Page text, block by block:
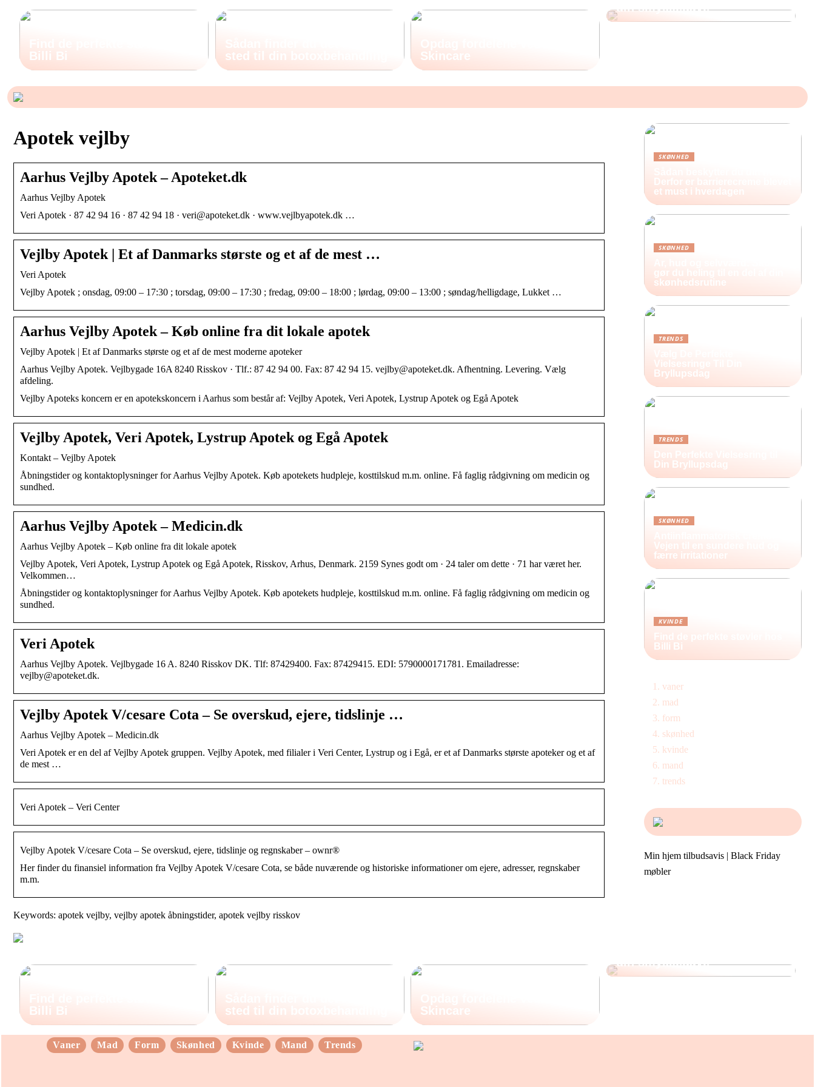
Billi Bi
sted til din botoxbehandling
Skincare
din smykkegave
Apotek vejlby
Aarhus Vejlby Apotek – Apoteket.dk
Aarhus Vejlby Apotek
Veri Apotek · 87 42 94 16 · 87 42 94 18 · veri@apoteket.dk · www.vejlbyapotek.dk …
Vejlby Apotek | Et af Danmarks største og et af de mest …
Veri Apotek
Vejlby Apotek ; onsdag, 09:00 – 17:30 ; torsdag, 09:00 – 17:30 ; fredag, 09:00 – 18:00 ; lørdag, 09:00 – 13:00 ; søndag/helligdage, Lukket …
Aarhus Vejlby Apotek – Køb online fra dit lokale apotek
Vejlby Apotek | Et af Danmarks største og et af de mest moderne apoteker
Aarhus Vejlby Apotek. Vejlbygade 16A 8240 Risskov · Tlf.: 87 42 94 00. Fax: 87 42 94 15. vejlby@apoteket.dk. Afhentning. Levering. Vælg
afdeling.
Vejlby Apoteks koncern er en apotekskoncern i Aarhus som består af: Vejlby Apotek, Veri Apotek, Lystrup Apotek og Egå Apotek
Vejlby Apotek, Veri Apotek, Lystrup Apotek og Egå Apotek
Kontakt – Vejlby Apotek
Åbningstider og kontaktoplysninger for Aarhus Vejlby Apotek. Køb apotekets hudpleje, kosttilskud m.m. online. Få faglig rådgivning om medicin og
sundhed.
Aarhus Vejlby Apotek – Medicin.dk
Aarhus Vejlby Apotek – Køb online fra dit lokale apotek
Vejlby Apotek, Veri Apotek, Lystrup Apotek og Egå Apotek, Risskov, Arhus, Denmark. 2159 Synes godt om · 24 taler om dette · 71 har været her.
Velkommen…
Åbningstider og kontaktoplysninger for Aarhus Vejlby Apotek. Køb apotekets hudpleje, kosttilskud m.m. online. Få faglig rådgivning om medicin og
sundhed.
Veri Apotek
Aarhus Vejlby Apotek. Vejlbygade 16 A. 8240 Risskov DK. Tlf: 87429400. Fax: 87429415. EDI: 5790000171781. Emailadresse:
vejlby@apoteket.dk.
Vejlby Apotek V/cesare Cota – Se overskud, ejere, tidslinje …
Aarhus Vejlby Apotek – Medicin.dk
Veri Apotek er en del af Vejlby Apotek gruppen. Vejlby Apotek, med filialer i Veri Center, Lystrup og i Egå, er et af Danmarks største apoteker og et af
de mest …
Veri Apotek – Veri Center
Vejlby Apotek V/cesare Cota – Se overskud, ejere, tidslinje og regnskaber – ownr®
Her finder du finansiel information fra Vejlby Apotek V/cesare Cota, se både nuværende og historiske informationer om ejere, adresser, regnskaber
m.m.
Keywords: apotek vejlby, vejlby apotek åbningstider, apotek vejlby risskov
SKØNHED
Derfor er barrierecreme blevet
et must i hverdagen
SKØNHED
gør du heling til en del af din
skønhedsrutine
TRENDS
Vielsesringe Til Din
Bryllupsdag
TRENDS
Den Perfekte Vielsesring til
Din Bryllupsdag
SKØNHED
Vejen til en sundere hud og
færre irritationer
KVINDE
Find de perfekte støvler hos
Billi Bi
vaner
mad
form
skønhed
kvinde
mand
trends
Min hjem tilbudsavis | Black Friday
møbler
Billi Bi
sted til din botoxbehandling
Skincare
din smykkegave
Vaner Mad Form Skønhed Kvinde Mand Trends